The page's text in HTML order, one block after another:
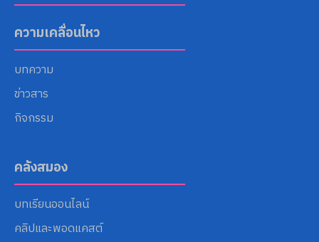
ความเคลื่อนไหว
บทความ
ข่าวสาร
กิจกรรม
คลังสมอง
บทเรียนออนไลน์
คลิปและพอดแคสต์